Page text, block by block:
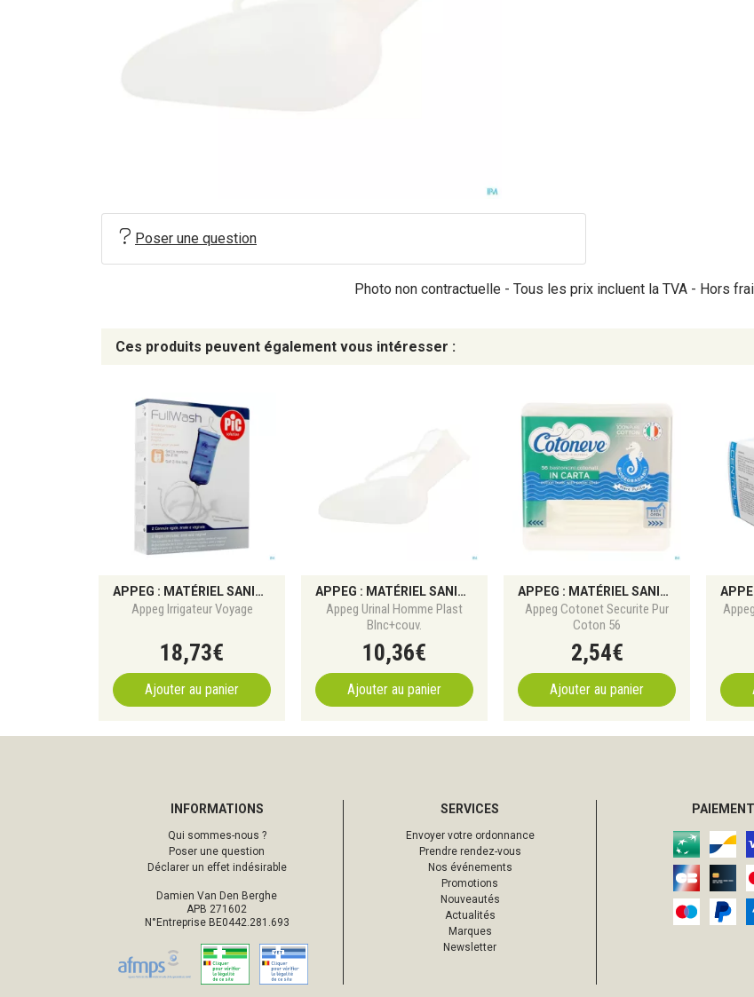
Poser une question
Photo non contractuelle - Tous les prix incluent la TVA - Hors
Ces produits peuvent également vous intéresser :
APPEG : MATÉRIEL SANITAIRE ET AIDES À L’HYGIÈNE
Appeg Irrigateur Voyage
18,73€
Ajouter au panier
APPEG : MATÉRIEL SANITAIRE ET AIDES À L’HYGIÈNE
Appeg Urinal Homme Plast
Blnc+couv.
10,36€
Ajouter au panier
APPEG : MATÉRIEL SANITAIRE ET AIDES À L’HYGIÈNE
Appeg Cotonet Securite Pur
Coton 56
2,54€
Ajouter au panier
INFORMATIONS
Qui sommes-nous ?
Poser une question
Déclarer un effet indésirable
Damien Van Den Berghe
APB 271602
N°Entreprise BE0442.281.693
SERVICES
Envoyer votre ordonnance
Prendre rendez-vous
Nos événements
Promotions
Nouveautés
Actualités
Marques
Newsletter
PAIEMENT